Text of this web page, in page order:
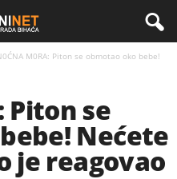
M0RA: Piton se obmotao oko bebe!
Piton se
Nećete
je reagovao